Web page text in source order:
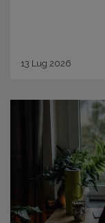
13 Lug 2026